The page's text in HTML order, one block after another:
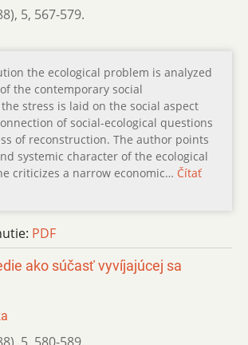
, 5, 567-579.
the ecological problem is analyzed
the contemporary social
stress is laid on the social aspect
of social-ecological questions
of reconstruction. The author points
systemic character of the ecological
criticizes a narrow economic… Čítať
PDF
ako súčasť vyvíjajúcej sa